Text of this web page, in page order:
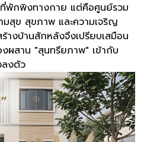
ที่พักพิงทางกาย แต่คือศูนย์รวม
สุข สุขภาพ และความเจริญ
างบ้านสักหลังจึงเปรียบเสมือน
ผสาน "สุนทรียภาพ" เข้ากับ
งตัว